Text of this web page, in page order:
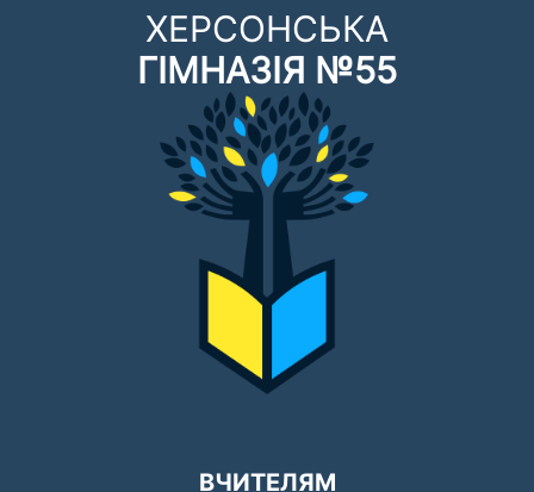
ВЧИТЕЛЯМ
ХЕРСОНСЬКА
ГІМНАЗІЯ №55